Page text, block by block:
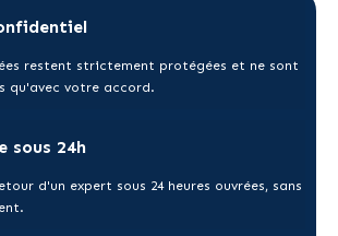
restent strictement protégées et ne sont
qu'avec votre accord.
sous 24h
d'un expert sous 24 heures ouvrées, sans